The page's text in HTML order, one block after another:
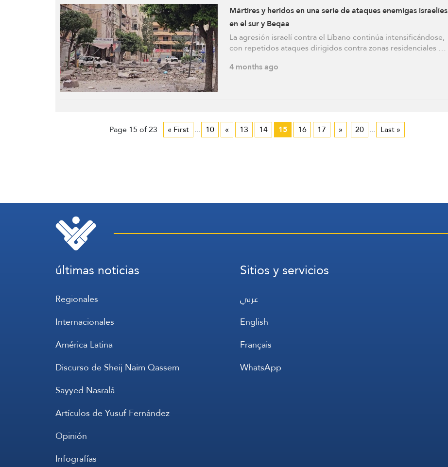
Mártires y heridos en una serie de ataques enemigas israelíes
en el sur y Beqaa
La agresión israelí contra el Líbano continúa intensificándose,
con repetidos ataques dirigidos contra zonas residenciales …
4 months ago
Page 15 of 23 « First ... 10 « 13 14 15 16 17 » 20 ... Last »
últimas noticias
Regionales
Internacionales
América Latina
Discurso de Sheij Naim Qassem
Sayyed Nasralá
Artículos de Yusuf Fernández
Opinión
Infografías
Sitios y servicios
عربي
English
Français
WhatsApp